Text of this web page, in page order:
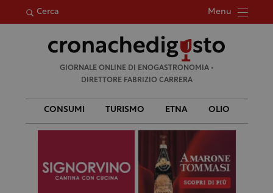
Cerca Menu
per:
GIORNALE ONLINE DI ENOGASTRONOMIA •
DIRETTORE FABRIZIO CARRERA
CONSUMI TURISMO ETNA OLIO